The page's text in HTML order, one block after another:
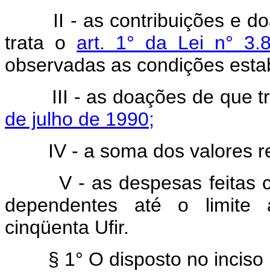
II - as contribuições e
trata o art. 1° da Lei n°
observadas as condições
III - as doações de que
de julho de 1990;
IV - a soma dos valores
V - as despesas feitas
dependentes até o limite
cinqüenta Ufir.
§ 1° O disposto no inciso